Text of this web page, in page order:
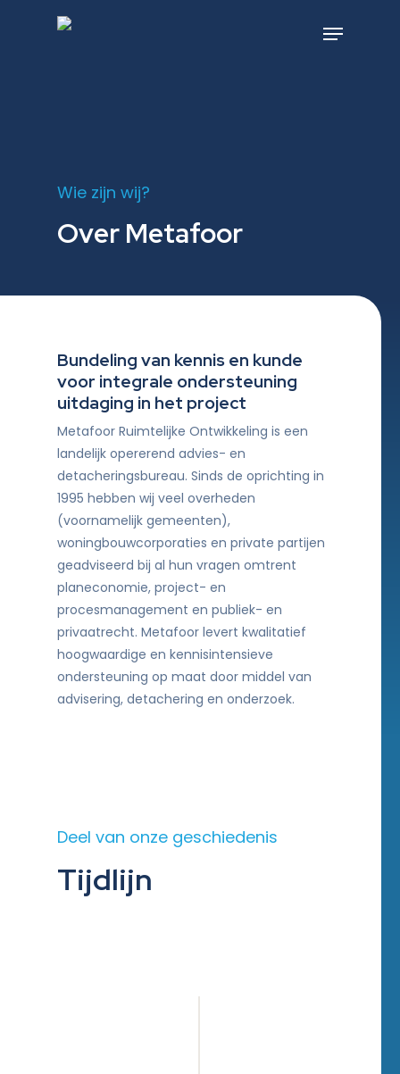
Menu
Wie zijn wij?
Over Metafoor
Bundeling van kennis en kunde
voor integrale ondersteuning
uitdaging in het project
Metafoor Ruimtelijke Ontwikkeling is een
landelijk opererend advies- en
detacheringsbureau. Sinds de oprichting in
1995 hebben wij veel overheden
(voornamelijk gemeenten),
woningbouwcorporaties en private partijen
geadviseerd bij al hun vragen omtrent
planeconomie, project- en
procesmanagement en publiek- en
privaatrecht. Metafoor levert kwalitatief
hoogwaardige en kennisintensieve
ondersteuning op maat door middel van
advisering, detachering en onderzoek.
Deel van onze geschiedenis
Tijdlijn